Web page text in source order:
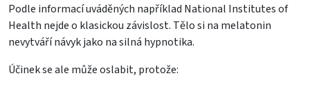
Podle informací uváděných například National Institutes of
Health nejde o klasickou závislost. Tělo si na melatonin
nevytváří návyk jako na silná hypnotika.
Účinek se ale může oslabit, protože: